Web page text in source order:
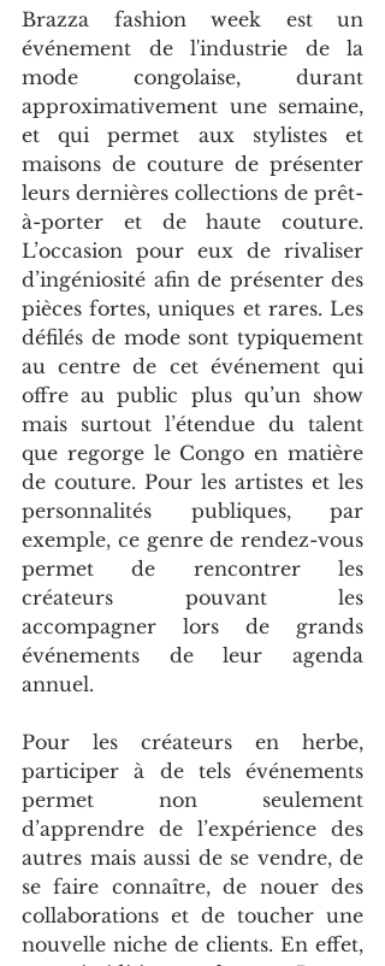
Brazza fashion week est un
événement de l'industrie de la
mode congolaise, durant
approximativement une semaine,
et qui permet aux stylistes et
maisons de couture de présenter
leurs dernières collections de prêt-
à-porter et de haute couture.
L’occasion pour eux de rivaliser
d’ingéniosité afin de présenter des
pièces fortes, uniques et rares. Les
défilés de mode sont typiquement
au centre de cet événement qui
offre au public plus qu’un show
mais surtout l’étendue du talent
que regorge le Congo en matière
de couture. Pour les artistes et les
personnalités publiques, par
exemple, ce genre de rendez-vous
permet de rencontrer les
créateurs pouvant les
accompagner lors de grands
événements de leur agenda
annuel.
Pour les créateurs en herbe,
participer à de tels événements
permet non seulement
d’apprendre de l’expérience des
autres mais aussi de se vendre, de
se faire connaître, de nouer des
collaborations et de toucher une
nouvelle niche de clients. En effet,